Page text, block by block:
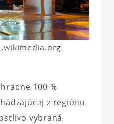
100 %
z regiónu
vybraná